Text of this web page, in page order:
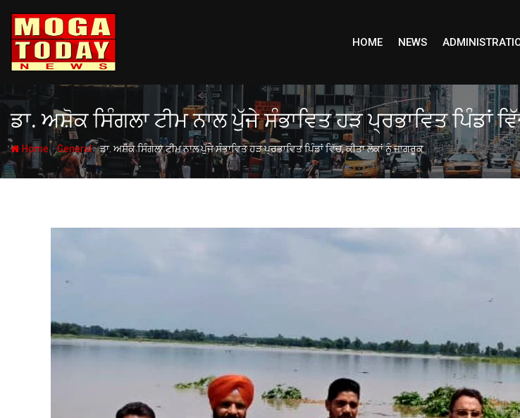
content
HOME NEWS
ਡਾ. ਅਸ਼ੋਕ ਸਿੰਗਲਾ ਟੀਮ ਨਾਲ ਪੁੱਜੇ ਸੰਭਾਵਿਤ ਹੜ ਪ੍ਰਭਾਵਿਤ ਪਿੰਡਾਂ
Home-General-ਡਾ. ਅਸ਼ੋਕ ਸਿੰਗਲਾ ਟੀਮ ਨਾਲ ਪੁੱਜੇ ਸੰਭਾਵਿਤ ਹੜ ਪ੍ਰਭਾਵਿਤ ਪਿੰਡਾਂ ਵਿੱਚ, ਕੀਤਾ ਲੋਕਾਂ ਨੂੰ ਜਾਗਰੂਕ